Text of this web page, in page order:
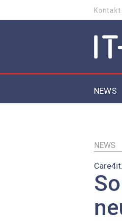
zum
MENU
Kontakt
MAIN
NEWS
NEWS